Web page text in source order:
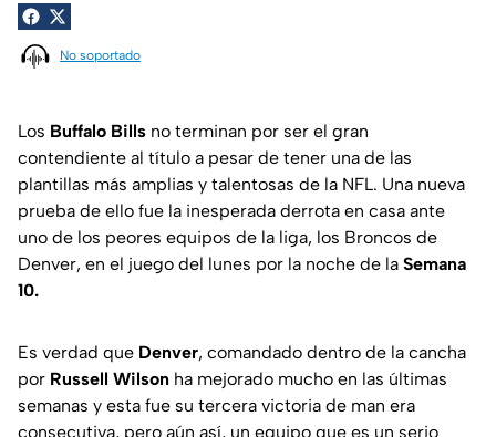
No soportado
Los Buffalo Bills no terminan por ser el gran
contendiente al título a pesar de tener una de las
plantillas más amplias y talentosas de la NFL. Una nueva
prueba de ello fue la inesperada derrota en casa ante
uno de los peores equipos de la liga, los Broncos de
Denver, en el juego del lunes por la noche de la Semana
10.
Es verdad que Denver, comandado dentro de la cancha
por Russell Wilson ha mejorado mucho en las últimas
semanas y esta fue su tercera victoria de man era
consecutiva, pero aún así, un equipo que es un serio